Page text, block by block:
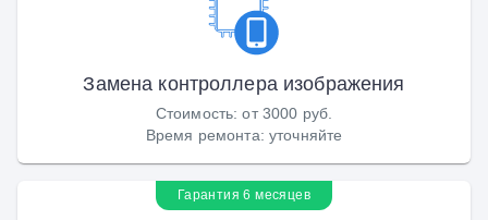
Замена контроллера изображения
Стоимость:от 3000 руб.
Время ремонта: уточняйте
Гарантия 6 месяцев